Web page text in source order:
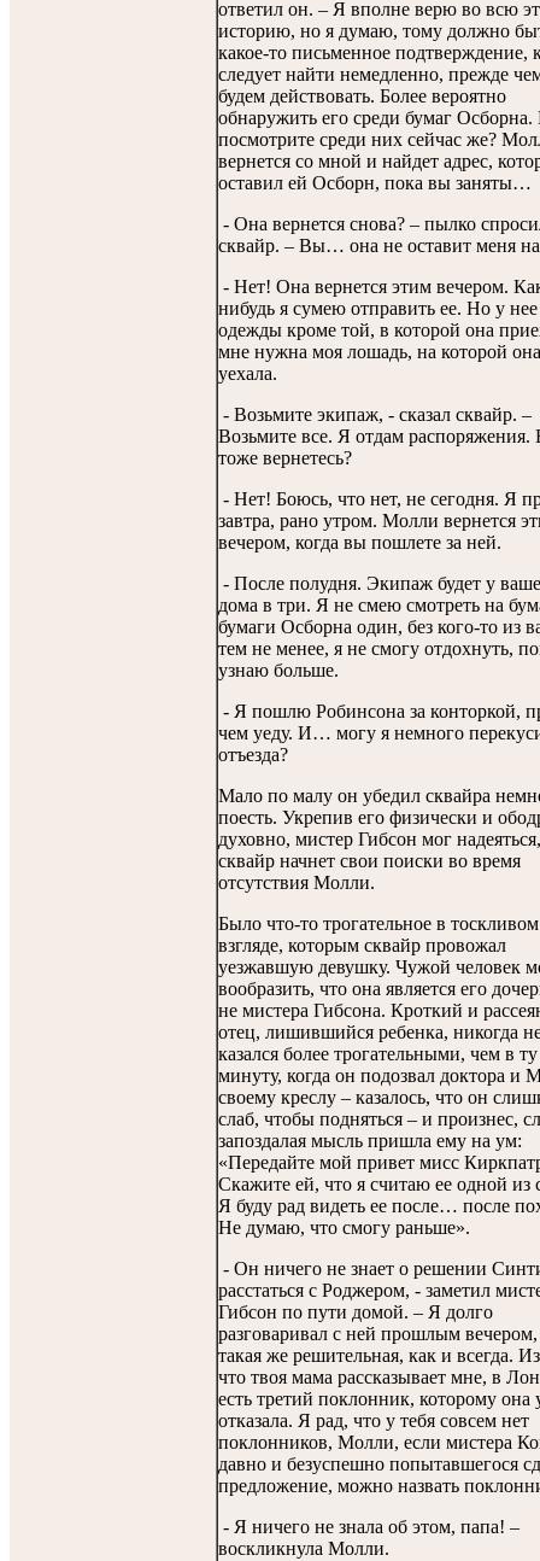
ответил он. – Я вполне верю во всю
историю, но я думаю, тому должно
какое-то письменное подтверждение,
следует найти немедленно, прежде
будем действовать. Более вероятно
обнаружить его среди бумаг
посмотрите среди них сейчас же?
вернется со мной и найдет адрес,
оставил ей Осборн, пока вы заняты…
- Она вернется снова? – пылко
сквайр. – Вы… она не оставит меня
- Нет! Она вернется этим вечером.
нибудь я сумею отправить ее. Но у
одежды кроме той, в которой она
мне нужна моя лошадь, на которой она
уехала.
- Возьмите экипаж, - сказал сквайр. –
Возьмите все. Я отдам
тоже вернетесь?
- Нет! Боюсь, что нет, не сегодня. Я
завтра, рано утром. Молли вернется
вечером, когда вы пошлете за ней.
- После полудня. Экипаж будет у
дома в три. Я не смею смотреть на
бумаги Осборна один, без кого-то из
тем не менее, я не смогу отдохнуть,
узнаю больше.
- Я пошлю Робинсона за конторкой,
чем уеду. И… могу я немного
отъезда?
Мало по малу он убедил сквайра
поесть. Укрепив его физически и
духовно, мистер Гибсон мог
сквайр начнет свои поиски во время
отсутствия Молли.
Было что-то трогательное в тоскливом
взгляде, которым сквайр провожал
уезжавшую девушку. Чужой человек
вообразить, что она является его
не мистера Гибсона. Кроткий и
отец, лишившийся ребенка, никогда
казался более трогательными, чем в ту
минуту, когда он подозвал доктора и
своему креслу – казалось, что он
слаб, чтобы подняться – и произнес,
запоздалая мысль пришла ему на ум:
«Передайте мой привет мисс
Скажите ей, что я считаю ее одной из
Я буду рад видеть ее после… после
Не думаю, что смогу раньше».
- Он ничего не знает о решении
расстаться с Роджером, - заметил
Гибсон по пути домой. – Я долго
разговаривал с ней прошлым
такая же решительная, как и всегда.
что твоя мама рассказывает мне, в
есть третий поклонник, которому она
отказала. Я рад, что у тебя совсем нет
поклонников, Молли, если мистера
давно и безуспешно попытавшегося
предложение, можно назвать
- Я ничего не знала об этом, папа! –
воскликнула Молли.